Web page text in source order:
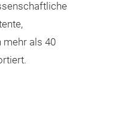
mehr als 40